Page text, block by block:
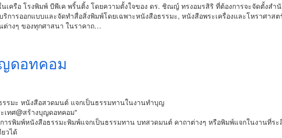
เครือ โรงพิมพ์ บีพีเค พริ้นติ้ง โดยความตั้งใจของ ดร. ชิณญ์ ทรงอมรสิริ ที่ต้องการจะจัดตั้งสำ
ริการออกแบบและจัดทำสื่อสิ่งพิมพ์โดยเฉพาะหนังสือธรรมะ, หนังสือพระเครื่องและโหราศาส
ต่างๆ ของทุกศาสนา ในราคาถ…
ดอทคอม
รรมะ หนังสือสวดมนต์ แจกเป็นธรรมทานในงานทำบุญ
เทศ@สร้างบุญดอทคอม"
ารพิมพ์หนังสือธรรมะพิมพ์แจกเป็นธรรมทาน บทสวดมนต์ คาถาต่างๆ หรือพิมพ์แจกในงานที่ร
วได้